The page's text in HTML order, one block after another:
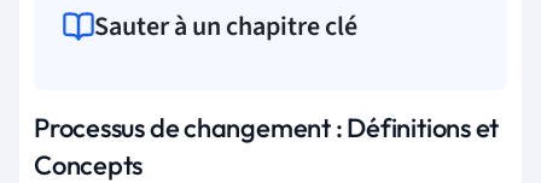
Sauter à un chapitre clé
Processus de changement : Définitions et
Concepts